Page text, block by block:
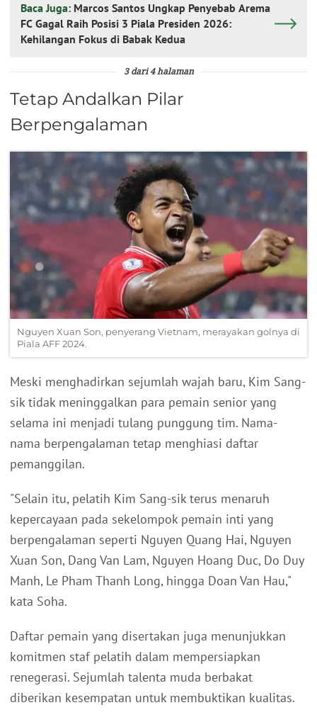
Baca Juga: Marcos Santos Ungkap Penyebab Arema
FC Gagal Raih Posisi 3 Piala Presiden 2026:
Kehilangan Fokus di Babak Kedua
3 dari 4 halaman
Tetap Andalkan Pilar
Berpengalaman
Nguyen Xuan Son, penyerang Vietnam, merayakan golnya di
Piala AFF 2024.
Meski menghadirkan sejumlah wajah baru, Kim Sang-
sik tidak meninggalkan para pemain senior yang
selama ini menjadi tulang punggung tim. Nama-
nama berpengalaman tetap menghiasi daftar
pemanggilan.
"Selain itu, pelatih Kim Sang-sik terus menaruh
kepercayaan pada sekelompok pemain inti yang
berpengalaman seperti Nguyen Quang Hai, Nguyen
Xuan Son, Dang Van Lam, Nguyen Hoang Duc, Do Duy
Manh, Le Pham Thanh Long, hingga Doan Van Hau,"
kata Soha.
Daftar pemain yang disertakan juga menunjukkan
komitmen staf pelatih dalam mempersiapkan
renegerasi. Sejumlah talenta muda berbakat
diberikan kesempatan untuk membuktikan kualitas.